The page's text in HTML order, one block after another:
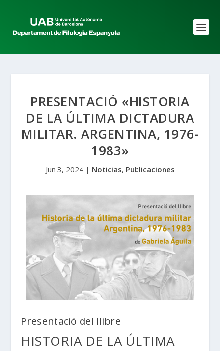
PRESENTACIÓ «HISTORIA
DE LA ÚLTIMA DICTADURA
MILITAR. ARGENTINA, 1976-
1983»
Jun 3, 2024| Noticias, Publicaciones
Presentació del llibre
HISTORIA DE LA ÚLTIMA